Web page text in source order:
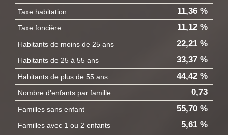
Taxe habitation 11,36 %
Taxe foncière 11,12 %
Habitants de moins de 25 ans 22,21 %
Habitants de 25 à 55 ans 33,37 %
Habitants de plus de 55 ans 44,42 %
Nombre d'enfants par famille 0,73
Familles sans enfant 55,70 %
Familles avec 1 ou 2 enfants 5,61 %